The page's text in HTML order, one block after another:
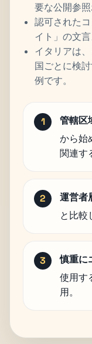
要な公開参照
認可された
イト」の文言
イタリアは
国ごとに検
例です。
管轄区
から始
関連す
運営者
と比較
慎重に
使用す
用。